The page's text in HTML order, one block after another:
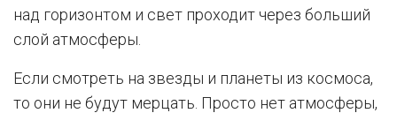
над горизонтом и свет проходит через больший
слой атмосферы.
Если смотреть на звезды и планеты из космоса,
то они не будут мерцать. Просто нет атмосферы,